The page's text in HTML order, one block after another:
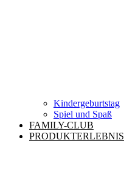
Kindergeburtstag
Spiel und Spaß
FAMILY-CLUB
PRODUKTERLEBNIS